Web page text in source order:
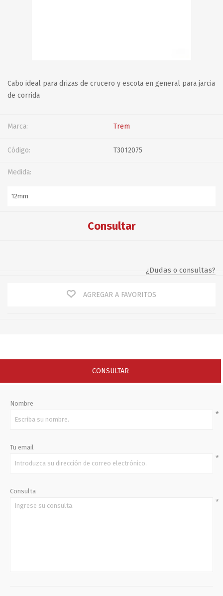
Cabo ideal para drizas de crucero y escota en general para jarcia
de corrida
Marca: Trem
Código: T3012075
Medida:
Consultar
¿Dudas o consultas?
AGREGAR A FAVORITOS
CONSULTAR
Nombre
*
Tu email
*
Consulta
*